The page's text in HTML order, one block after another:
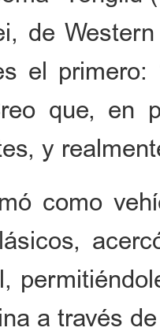
de
el
que,
y
como
a través